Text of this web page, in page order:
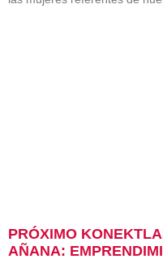
PRÓXIMO
AÑANA: